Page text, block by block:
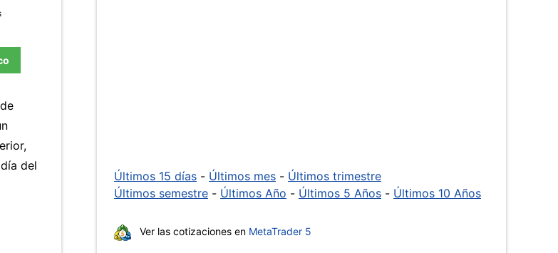
del
Últimos 15 días - Últimos mes - Últimos trimestre
Últimos semestre - Últimos Año - Últimos 5 Años - Últimos 10 Años
Ver las cotizaciones en MetaTrader 5